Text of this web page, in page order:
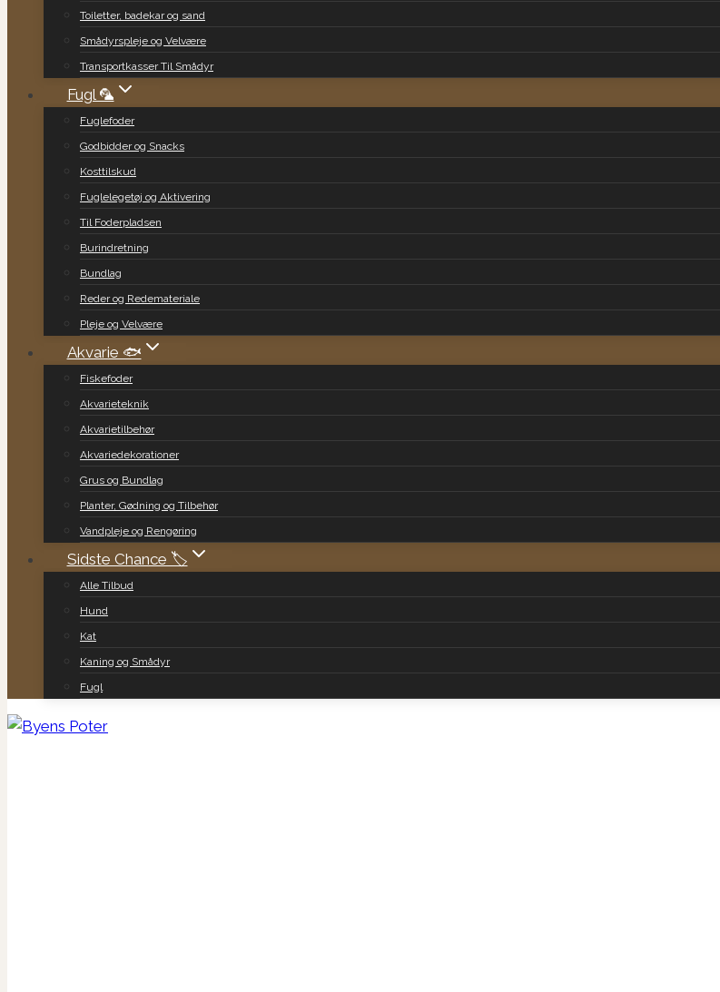
Toiletter, badekar og sand
Smådyrspleje og Velvære
Transportkasser Til Smådyr
Fugl 🦜
Fuglefoder
Godbidder og Snacks
Kosttilskud
Fuglelegetøj og Aktivering
Til Foderpladsen
Burindretning
Bundlag
Reder og Redemateriale
Pleje og Velvære
Akvarie 🐟
Fiskefoder
Akvarieteknik
Akvarietilbehør
Akvariedekorationer
Grus og Bundlag
Planter, Gødning og Tilbehør
Vandpleje og Rengøring
Sidste Chance 🏷️
Alle Tilbud
Hund
Kat
Kaning og Smådyr
Fugl